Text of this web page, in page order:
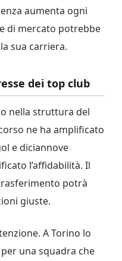
aumenta ogni
di mercato potrebbe
sua carriera.
dei top club
nella struttura del
ne ha amplificato
e diciannove
l’affidabilità. Il
potrà
giuste.
A Torino lo
una squadra che